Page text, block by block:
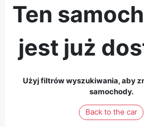
Ten
jest już
Użyj filtrów wyszukiwania, aby
samochody.
Back to the car